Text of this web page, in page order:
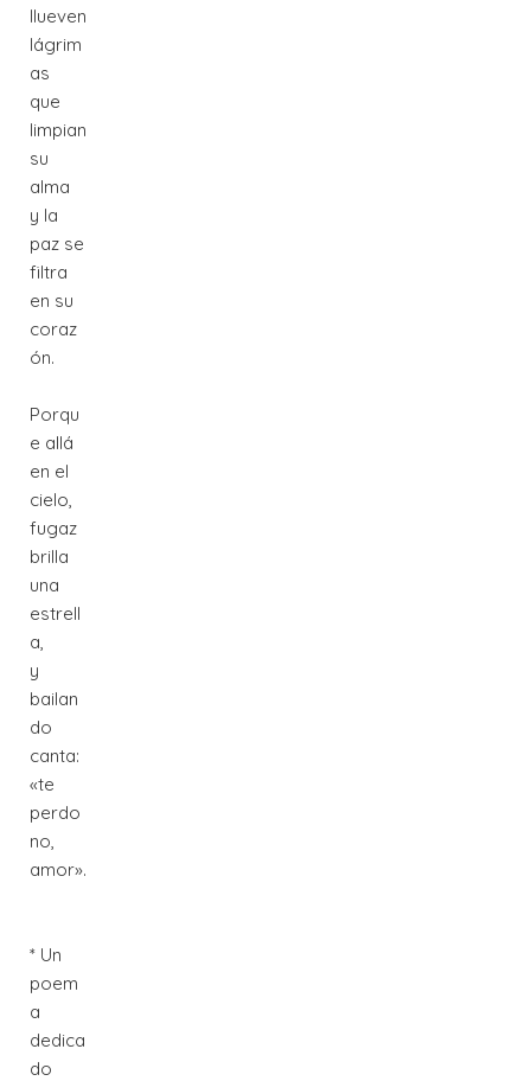
llueven
lágrim
as
que
limpian
su
alma
y la
paz se
filtra
en su
coraz
ón.
Porqu
e allá
en el
cielo,
fugaz
brilla
una
estrell
a,
y
bailan
do
canta:
«te
perdo
no,
amor».
* Un
poem
a
dedica
do